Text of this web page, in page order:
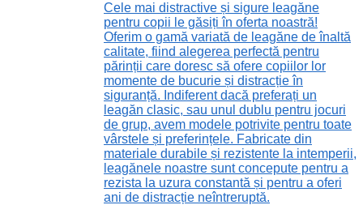
Cele mai distractive și sigure leagăne
pentru copii le găsiți în oferta noastră!
Oferim o gamă variată de leagăne de înaltă
calitate, fiind alegerea perfectă pentru
părinții care doresc să ofere copiilor lor
momente de bucurie și distracție în
siguranță. Indiferent dacă preferați un
leagăn clasic, sau unul dublu pentru jocuri
de grup, avem modele potrivite pentru toate
vârstele și preferințele. Fabricate din
materiale durabile și rezistente la intemperii,
leagănele noastre sunt concepute pentru a
rezista la uzura constantă și pentru a oferi
ani de distracție neîntreruptă.